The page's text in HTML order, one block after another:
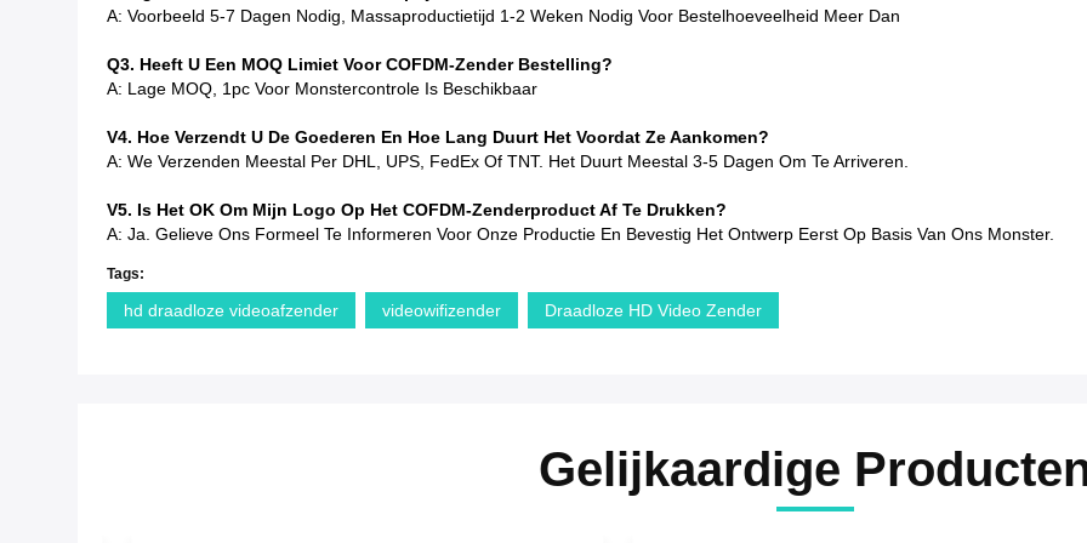
A: Voorbeeld 5-7 Dagen Nodig, Massaproductietijd 1-2 Weken Nodig Voor Bestelhoeveelheid Meer Dan
Q3. Heeft U Een MOQ Limiet Voor COFDM-Zender Bestelling?
A: Lage MOQ, 1pc Voor Monstercontrole Is Beschikbaar
V4. Hoe Verzendt U De Goederen En Hoe Lang Duurt Het Voordat Ze Aankomen?
A: We Verzenden Meestal Per DHL, UPS, FedEx Of TNT. Het Duurt Meestal 3-5 Dagen Om Te Arriveren.
V5. Is Het OK Om Mijn Logo Op Het COFDM-Zenderproduct Af Te Drukken?
A: Ja. Gelieve Ons Formeel Te Informeren Voor Onze Productie En Bevestig Het Ontwerp Eerst Op Basis Van Ons Monster.
Tags:
hd draadloze videoafzender videowifizender Draadloze HD Video Zender
Gelijkaardige